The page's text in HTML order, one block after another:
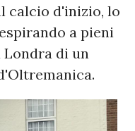
calcio d'inizio, lo
a pieni
di un